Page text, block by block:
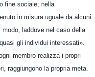
fine sociale; nella
in misura uguale da alcuni
laddove nel caso della
gli individui interessati».
membro realizza i propri
raggiungono la propria meta.